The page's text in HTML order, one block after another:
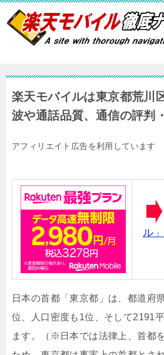
楽天モバイルは東京都荒川
波や通話品質、通信の評判
アフィリエイト広告を利用しています
ル
日本の首都「東京都」は、 都道府
位、人口密度も1位、そして2191
ます。（※日本では法律上、首都